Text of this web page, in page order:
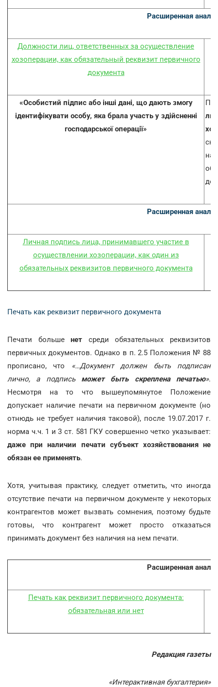
Расширенная
Должности лиц, ответственных за осуществление
хозоперации, как обязательный реквизит первичного
документа
«Особистий підпис або інші дані, що дають змогу
ідентифікувати особу, яка брала участь у здійсненні
господарської операції»
об
Расширенная
Личная подпись лица, принимавшего участие в
осуществлении хозоперации, как один из
обязательных реквизитов первичного документа
Печать как реквизит первичного документа
Печати большенет среди обязательных реквизитов
первичных документов. Однако в п. 2.5 Положения № 88
прописано, что
«…Документ должен быть подписан
лично, а подпись может быть скреплена печатью».
Несмотря на то что вышеупомянутое Положение
допускает наличие печати на первичном документе (но
отнюдь не требует наличия таковой), после 19.07.2017 г.
норма ч.ч. 1 и 3 ст. 581 ГКУ совершенно четко указывает:
даже при наличии печати субъект хозяйствования не
обязан ее применять.
Хотя, учитывая практику, следует отметить, что иногда
отсутствие печати на первичном документе у некоторых
контрагентов может вызвать сомнения, поэтому будьте
готовы, что контрагент может просто отказаться
принимать документ без наличия на нем печати.
Расширенная
Печать как реквизит первичного документа:
обязательная или нет
Редакция газеты
«Интерактивная бухгалтерия»